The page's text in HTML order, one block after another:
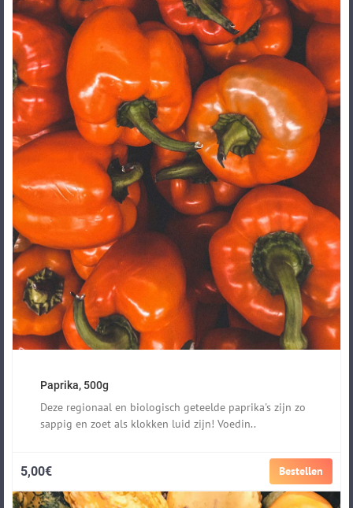
Paprika, 500g
Deze regionaal en biologisch geteelde paprika's zijn zo
sappig en zoet als klokken luid zijn! Voedin..
Bestellen
5,00€